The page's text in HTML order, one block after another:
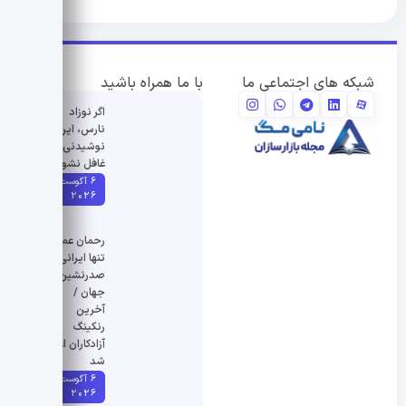
شبکه های اجتماعی ما با ما همراه باشید
اگر نوزاد
نارس، این
نوشیدنی
غافل نشوید
6 آگوست
2026
رحمان عموزاد
تنها ایرانی
صدرنشین
جهان /
آخرین
رنکینگ
آزادکاران اعلام
شد
6 آگوست
2026